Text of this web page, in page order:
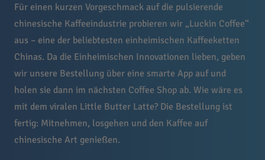
Für einen kurzen Vorgeschmack auf die pulsierende
chinesische Kaffeeindustrie probieren wir „Luckin Coffee“
aus – eine der beliebtesten einheimischen Kaffeeketten
Chinas. Da die Einheimischen Innovationen lieben, geben
wir unsere Bestellung über eine smarte App auf und
holen sie dann im nächsten Coffee Shop ab. Wie wäre es
mit dem viralen Little Butter Latte? Die Bestellung ist
fertig: Mitnehmen, losgehen und den Kaffee auf
chinesische Art genießen.